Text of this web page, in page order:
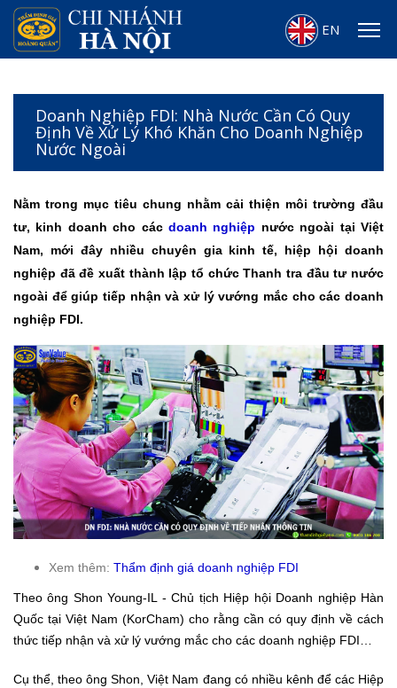
EN
Doanh Nghiệp FDI: Nhà Nước Cần Có Quy
Định Về Xử Lý Khó Khăn Cho Doanh Nghiệp
Nước Ngoài
Nằm trong mục tiêu chung nhằm cải thiện môi trường đầu
tư, kinh doanh cho các doanh nghiệp nước ngoài tại Việt
Nam, mới đây nhiều chuyên gia kinh tế, hiệp hội doanh
nghiệp đã đề xuất thành lập tổ chức Thanh tra đầu tư nước
ngoài để giúp tiếp nhận và xử lý vướng mắc cho các doanh
nghiệp FDI.
Xem thêm: Thẩm định giá doanh nghiệp FDI
Theo ông Shon Young-IL - Chủ tịch Hiệp hội Doanh nghiệp Hàn
Quốc tại Việt Nam (KorCham) cho rằng cần có quy định về cách
thức tiếp nhận và xử lý vướng mắc cho các doanh nghiệp FDI…
Cụ thể, theo ông Shon, Việt Nam đang có nhiều kênh để các Hiệp